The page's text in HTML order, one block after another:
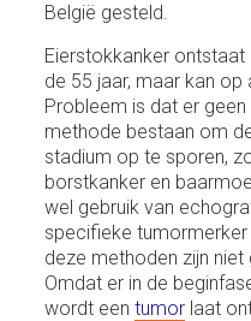
België gesteld.
Eierstokkanker
de 55 jaar, maar kan
Probleem is dat er
methode bestaan om
stadium op te sporen,
borstkanker en
wel gebruik van
specifieke tumormerker
deze methoden zijn
Omdat er in de
wordt eentumor laat